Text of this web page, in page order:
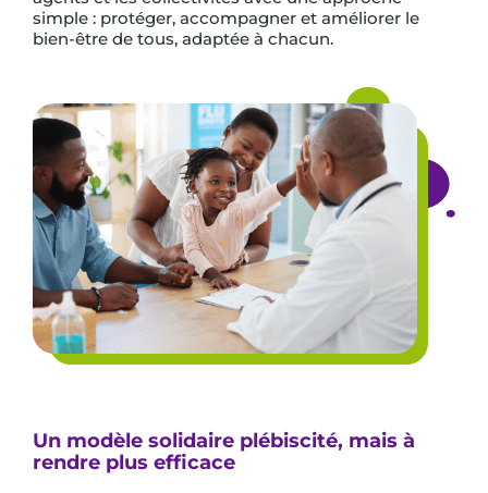
simple : protéger, accompagner et améliorer le
bien-être de tous, adaptée à chacun.
Un modèle solidaire plébiscité, mais à
rendre plus efficace